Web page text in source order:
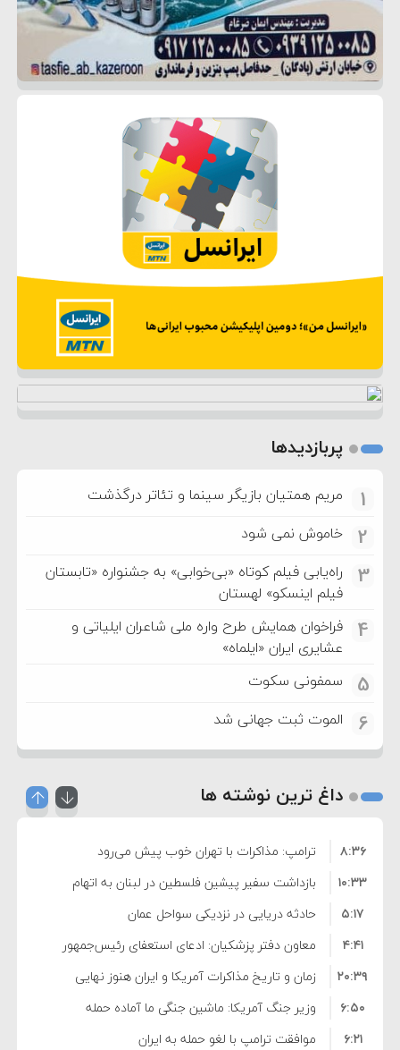
پربازدیدها
1 مریم همتیان بازیگر سینما و تئاتر درگذشت
2 خاموش نمی شود
3
راه‌یابی فیلم کوتاه «بی‌خوابی» به جشنواره «تابستان
فیلم اینسکو» لهستان
4
فراخوان همایش طرح واره ملی شاعران ایلیاتی و
عشایری ایران «ایلماه»
5 سمفونی سکوت
6 الموت ثبت جهانی شد
داغ ترین نوشته ها
ترامپ: مذاکرات با تهران خوب پیش می‌رود
۸:۳۶
بازداشت سفیر پیشین فلسطین در لبنان به اتهام
فساد و اختلاس اموال
۱۰:۳۳
حادثه دریایی در نزدیکی سواحل عمان
۵:۱۷
معاون دفتر پزشکیان: ادعای استعفای رئیس‌جمهور
واهی و کذب محض است
۴:۴۱
زمان و تاریخ مذاکرات آمریکا و ایران هنوز نهایی
نشده است
۲۰:۳۹
وزیر جنگ آمریکا: ماشین جنگی ما آماده حمله
نظامی علیه ایران است
۶:۵۰
موافقت ترامپ با لغو حمله به ایران
۶:۲۱